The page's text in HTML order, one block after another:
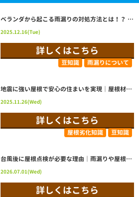
ベランダから起こる雨漏りの対処方法とは！？ パナホームのベランダ修理事例紹介|栃木県宇都宮市 屋根リフォーム・雨漏りならスミタイへ
2025.12.16(Tue)
詳しくはこちら
豆知識 雨漏りについて
地震に強い屋根で安心の住まいを実現｜屋根材・施工・維持管理の全知識
2025.11.26(Wed)
詳しくはこちら
屋根劣化知識 豆知識
台風後に屋根点検が必要な理由｜雨漏りや屋根被害を防ぐために早めの点検がおすすめ
2026.07.01(Wed)
詳しくはこちら